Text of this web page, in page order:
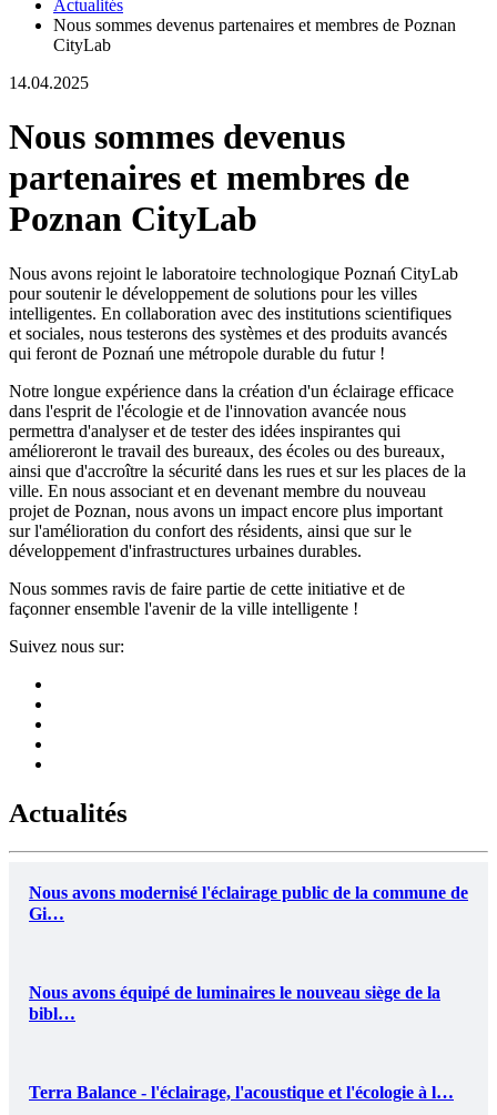
Actualités
Nous sommes devenus partenaires et membres de Poznan
CityLab
14.04.2025
Nous sommes devenus
partenaires et membres de
Poznan CityLab
Nous avons rejoint le laboratoire technologique Poznań CityLab
pour soutenir le développement de solutions pour les villes
intelligentes. En collaboration avec des institutions scientifiques
et sociales, nous testerons des systèmes et des produits avancés
qui feront de Poznań une métropole durable du futur !
Notre longue expérience dans la création d'un éclairage efficace
dans l'esprit de l'écologie et de l'innovation avancée nous
permettra d'analyser et de tester des idées inspirantes qui
amélioreront le travail des bureaux, des écoles ou des bureaux,
ainsi que d'accroître la sécurité dans les rues et sur les places de la
ville. En nous associant et en devenant membre du nouveau
projet de Poznan, nous avons un impact encore plus important
sur l'amélioration du confort des résidents, ainsi que sur le
développement d'infrastructures urbaines durables.
Nous sommes ravis de faire partie de cette initiative et de
façonner ensemble l'avenir de la ville intelligente !
Suivez nous sur:
Actualités
Nous avons modernisé l'éclairage public de la commune de
Gi…
Nous avons équipé de luminaires le nouveau siège de la
bibl…
Terra Balance - l'éclairage, l'acoustique et l'écologie à l…